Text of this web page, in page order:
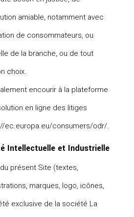
amiable, notamment avec
de consommateurs, ou
de la branche, ou de tout
choix.
encourir à la plateforme
en ligne des litiges
ec.europa.eu/consumers/odr/.
Intellectuelle et Industrielle
présent Site (textes,
marques, logo, icônes,
exclusive de la société La